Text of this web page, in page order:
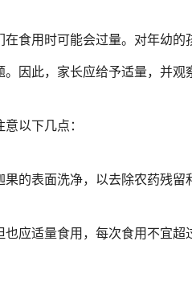
食用时可能会过量。对年幼
因此，家长应给予适量，并观
以下几点：
的表面洗净，以去除农药残留
也应适量食用，每次食用不宜